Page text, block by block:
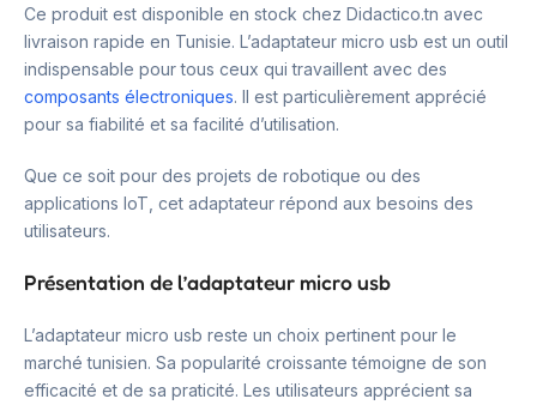
Ce produit est disponible en stock chez Didactico.tn avec
livraison rapide en Tunisie. L’adaptateur micro usb est un outil
indispensable pour tous ceux qui travaillent avec des
composants électroniques. Il est particulièrement apprécié
pour sa fiabilité et sa facilité d’utilisation.
Que ce soit pour des projets de robotique ou des
applications IoT, cet adaptateur répond aux besoins des
utilisateurs.
Présentation de l’adaptateur micro usb
L’adaptateur micro usb reste un choix pertinent pour le
marché tunisien. Sa popularité croissante témoigne de son
efficacité et de sa praticité. Les utilisateurs apprécient sa